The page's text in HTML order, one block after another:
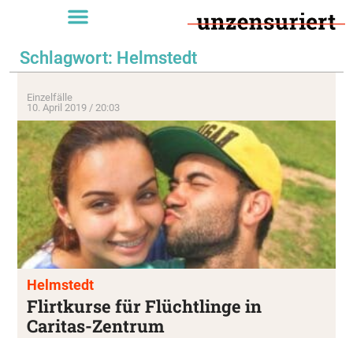
Schlagwort: Helmstedt
Einzelfälle
10. April 2019 / 20:03
Helmstedt
Flirtkurse für Flüchtlinge in
Caritas-Zentrum